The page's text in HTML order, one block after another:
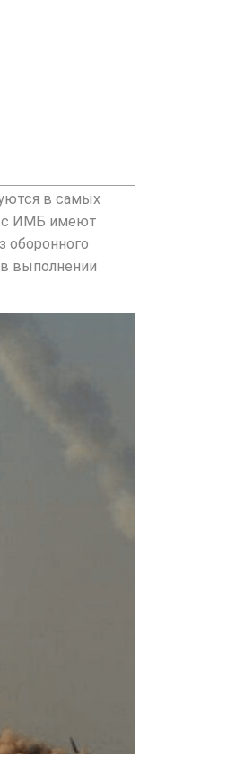
в самых
с ИМБ имеют
оборонного
выполнении